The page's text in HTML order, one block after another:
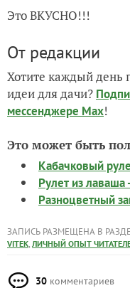
Это ВКУСНО!!!
От редакции
Хотите каждый день
идеи для дачи?
мессенджере Max!
Это может быть
Кабачковый
Рулет из лаваша
Разноцветный
ЗАПИСЬ РАЗМЕЩЕНА В
VITEK, ЛИЧНЫЙ ОПЫТ
30 комментариев